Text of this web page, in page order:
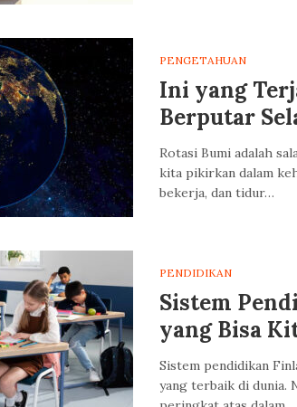
PENGETAHUAN
Ini yang
Berputar
Rotasi Bumi adalah
kita pikirkan dalam
bekerja, dan tidur…
PENDIDIKAN
Sistem
yang Bisa
Sistem pendidikan
yang terbaik di dunia.